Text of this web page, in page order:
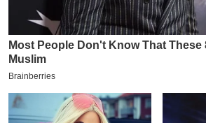
2
0
2
6
क्रा